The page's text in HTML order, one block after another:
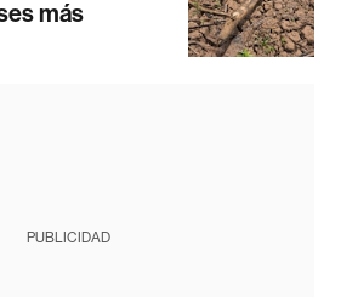
más
PUBLICIDAD